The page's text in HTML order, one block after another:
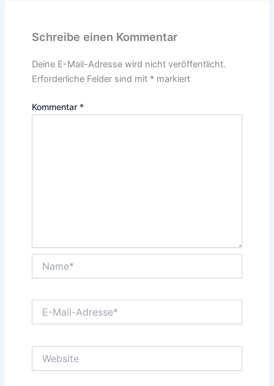
Schreibe einen Kommentar
Deine E-Mail-Adresse wird nicht veröffentlicht.
Erforderliche Felder sind mit *markiert
Kommentar *
Mail-